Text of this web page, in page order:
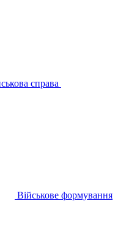
справа
Військове формування